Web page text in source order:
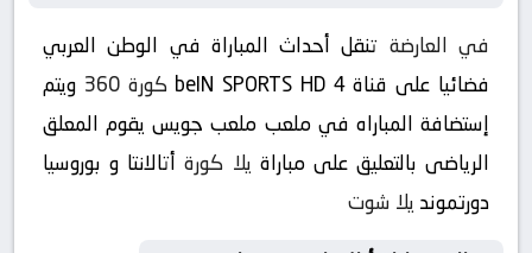
في العارضة تنقل أحداث المباراة في الوطن العربي
فضائيا على قناة beIN SPORTS HD 4
كورة 360
ويتم
إستضافة المباراه في ملعب ملعب جويس يقوم المعلق
الرياضى بالتعليق على مباراة يلا كورةأتالانتا و بوروسيا
دورتموند يلا شوت